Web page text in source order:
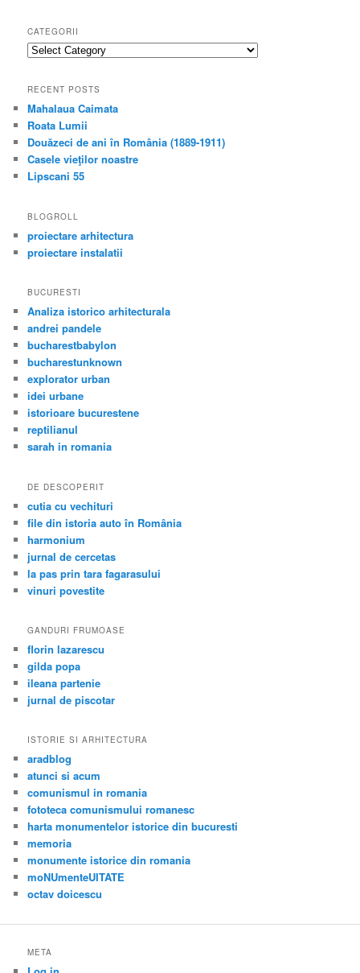
CATEGORII
categorii
RECENT POSTS
Mahalaua Caimata
Roata Lumii
Douăzeci de ani în România (1889-1911)
Casele vieţilor noastre
Lipscani 55
BLOGROLL
proiectare arhitectura
proiectare instalatii
BUCURESTI
Analiza istorico arhitecturala
andrei pandele
bucharestbabylon
bucharestunknown
explorator urban
idei urbane
istorioare bucurestene
reptilianul
sarah in romania
DE DESCOPERIT
cutia cu vechituri
file din istoria auto în România
harmonium
jurnal de cercetas
la pas prin tara fagarasului
vinuri povestite
GANDURI FRUMOASE
florin lazarescu
gilda popa
ileana partenie
jurnal de piscotar
ISTORIE SI ARHITECTURA
aradblog
atunci si acum
comunismul in romania
fototeca comunismului romanesc
harta monumentelor istorice din bucuresti
memoria
monumente istorice din romania
moNUmenteUITATE
octav doicescu
META